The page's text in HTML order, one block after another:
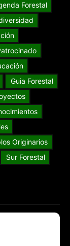
Forestal
Guia Forestal
Originarios
Sur Forestal